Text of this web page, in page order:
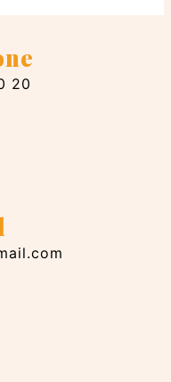
20